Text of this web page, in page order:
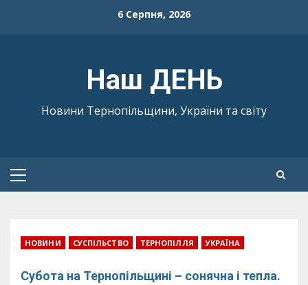
6 Серпня, 2026
Наш ДЕНЬ
Новини Тернопільщини, України та світу
Primary
НОВИНИ СУСПІЛЬСТВО ТЕРНОПІЛЛЯ УКРАЇНА
Субота на Тернопільщині – сонячна і тепла.